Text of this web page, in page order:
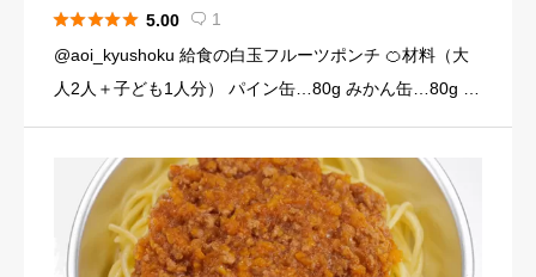
 5.00  1
@aoi_kyushoku 給食の白玉フルーツポンチ 🍊材料（大
人2人＋子ども1人分） パイン缶…80g みかん缶…80g 黄
4g） （白玉団子） 白玉粉… […]